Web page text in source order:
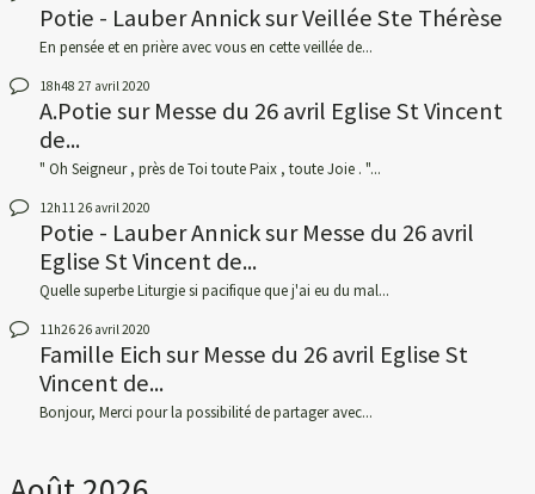
Potie - Lauber AnnicksurVeillée Ste Thérèse
En pensée et en prière avec vous en cette veillée de...
18h48 27 avril 2020
A.PotiesurMesse du 26 avril Eglise St Vincent
de...
" Oh Seigneur , près de Toi toute Paix , toute Joie . "...
12h1126 avril 2020
Potie - Lauber AnnicksurMesse du 26 avril
Eglise St Vincent de...
Quelle superbe Liturgie si pacifique que j'ai eu du mal...
11h2626 avril 2020
Famille EichsurMesse du 26 avril Eglise St
Vincent de...
Bonjour, Merci pour la possibilité de partager avec...